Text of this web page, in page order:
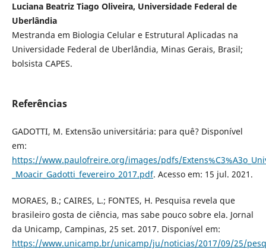
Luciana Beatriz Tiago Oliveira, Universidade Federal de
Uberlândia
Mestranda em Biologia Celular e Estrutural Aplicadas na
Universidade Federal de Uberlândia, Minas Gerais, Brasil;
bolsista CAPES.
Referências
GADOTTI, M. Extensão universitária: para quê? Disponível
em:
https://www.paulofreire.org/images/pdfs/
_Moacir_Gadotti_fevereiro_2017.pdf. Acesso em: 15 jul. 2021.
MORAES, B.; CAIRES, L.; FONTES, H. Pesquisa revela que
brasileiro gosta de ciência, mas sabe pouco sobre ela. Jornal
da Unicamp, Campinas, 25 set. 2017. Disponível em:
https://www.unicamp.br/unicamp/ju/noticias/2017/09/25/